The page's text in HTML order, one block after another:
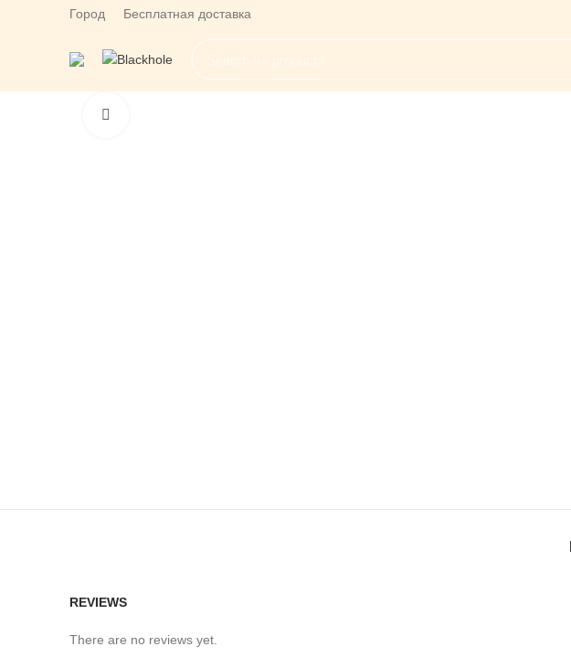
Город Бесплатная доставка
REVIEWS
There are no reviews yet.